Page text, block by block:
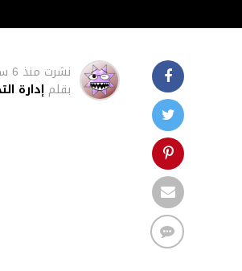
نشرت منذ 6 سنوات
بقلم إدارة